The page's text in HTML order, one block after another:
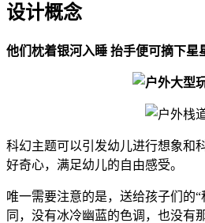
设计概念
他们枕着银河入睡 抬手便可摘下星
科幻主题可以引发幼儿进行想象和
好奇心，满足幼儿的自由感受。
唯一需要注意的是，送给孩子们的
同，没有冰冷幽蓝的色调，也没有